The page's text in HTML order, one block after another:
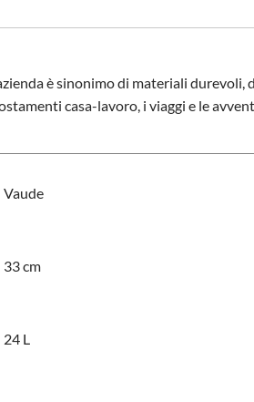
è sinonimo di materiali
casa-lavoro, i viaggi e le
Vaude
33 cm
24 L